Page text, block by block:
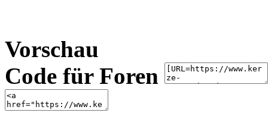
Vorschau
Code für Foren